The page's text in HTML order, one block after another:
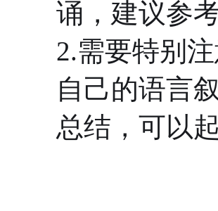
诵，建议参
2.需要特别
自己的语言
总结，可以